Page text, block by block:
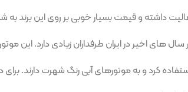
بسیار خوبی بر روی این برند به شما پیشنهاد
طرفداران زیادی دارد. این موتور برای بالابر و
موتورهای آبی رنگ شهرت دارند. برای دریافت